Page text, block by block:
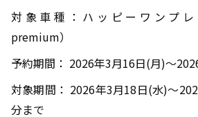
対象車種：ハッピーワンプレ
premium）
予約期間： 2026年3月16日(月)～
対象期間： 2026年3月18日(水)～
分まで